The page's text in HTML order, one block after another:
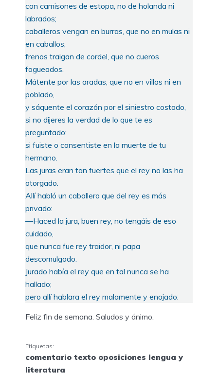
con camisones de estopa, no de holanda ni
labrados;
caballeros vengan en burras, que no en mulas ni
en caballos;
frenos traigan de cordel, que no cueros
fogueados.
Mátente por las aradas, que no en villas ni en
poblado,
y sáquente el corazón por el siniestro costado,
si no dijeres la verdad de lo que te es
preguntado:
si fuiste o consentiste en la muerte de tu
hermano.
Las juras eran tan fuertes que el rey no las ha
otorgado.
Allí habló un caballero que del rey es más
privado:
—Haced la jura, buen rey, no tengáis de eso
cuidado,
que nunca fue rey traidor, ni papa
descomulgado.
Jurado había el rey que en tal nunca se ha
hallado;
pero allí hablara el rey malamente y enojado:
Feliz fin de semana. Saludos y ánimo.
Etiquetas:
comentario texto oposiciones lengua y
literatura